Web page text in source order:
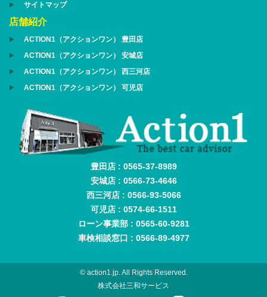
サイトマップ
店舗紹介
ACTION1（アクションワン） 豊田店
ACTION1（アクションワン） 安城店
ACTION1（アクションワン） 西三河店
ACTION1（アクションワン） 可児店
豊田店 : 0565-37-8989
安城店 : 0566-73-4646
西三河店 : 0566-93-5066
可児店 : 0574-66-1511
ローン事業部 : 0565-60-9281
車検相談窓口 : 0566-89-4977
© action1.jp. All Rights Reserved.
株式会社三和サービス